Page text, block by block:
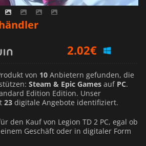
2.02€
2.69€
von 10 Anbietern gefunden, die
Steam & Epic Games auf PC.
Edition Edition. Unser
23 digitale Angebote identifiziert.
den Kauf von Legion TD 2 PC, egal ob
Geschäft oder in digitaler Form